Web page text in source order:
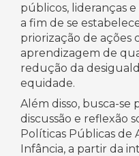
públicos, lideranças
a fim de se
priorização de ações
aprendizagem de
redução da
equidade.
Além disso, busca-se
discussão e reflexão
Políticas Públicas de
Infância, a partir da